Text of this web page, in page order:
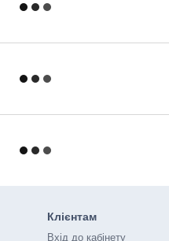
Клієнтам
Вхід до кабінету